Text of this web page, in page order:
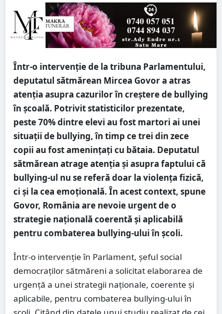
Într-o intervenție de la tribuna Parlamentului,
deputatul sătmărean Mircea Govor a atras
atenția asupra cazurilor în creștere de bullying
în școală. Potrivit statisticilor prezentate,
peste 70% dintre elevi au fost martori ai unei
situații de bullying, în timp ce trei din zece
copii au fost amenințați cu bătaia. Deputatul
sătmărean atrage atenția și asupra faptului că
bullying-ul nu se referă doar la violența fizică,
ci și la cea emoțională. În acest context, spune
Govor, România are nevoie urgent de o
strategie națională coerentă și aplicabilă
pentru combaterea bullying-ului în școli.
Într-o intervenție în Parlament, șeful social
democraților sătmăreni a solicitat elaborarea de
urgență a unei strategii naționale, coerente și
aplicabile, pentru combaterea bullying-ului în